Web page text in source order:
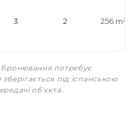
3 2 256 m²
Бронювання потребує
під іспанською
об'єкта.